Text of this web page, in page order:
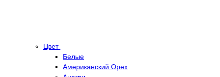
Цвет
Белые
Американский Орех